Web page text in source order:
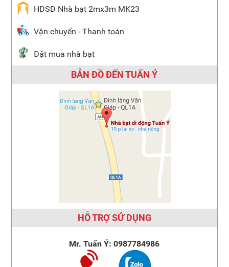
HDSD Nhà bạt 2mx3m MK23
Vận chuyển - Thanh toán
Đặt mua nhà bạt
BẢN ĐỒ ĐẾN TUẤN Ý
HỖ TRỢ SỬ DỤNG
Mr. Tuấn Ý:0987784986